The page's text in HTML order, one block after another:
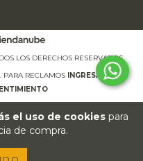
el uso de cookiespara
de compra.
LOS DERECHOS RESERVADOS.
PARA RECLAMOS
INGRESÁ ACÁ.